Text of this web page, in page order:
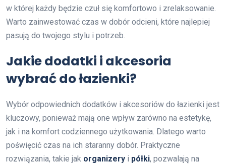
w której każdy będzie czuł się komfortowo i zrelaksowanie.
Warto zainwestować czas w dobór odcieni, które najlepiej
pasują do twojego stylu i potrzeb.
Jakie dodatki i akcesoria
wybrać do łazienki?
Wybór odpowiednich dodatków i akcesoriów do łazienki jest
kluczowy, ponieważ mają one wpływ zarówno na estetykę,
jak i na komfort codziennego użytkowania. Dlatego warto
poświęcić czas na ich staranny dobór. Praktyczne
rozwiązania, takie jak organizery i półki, pozwalają na